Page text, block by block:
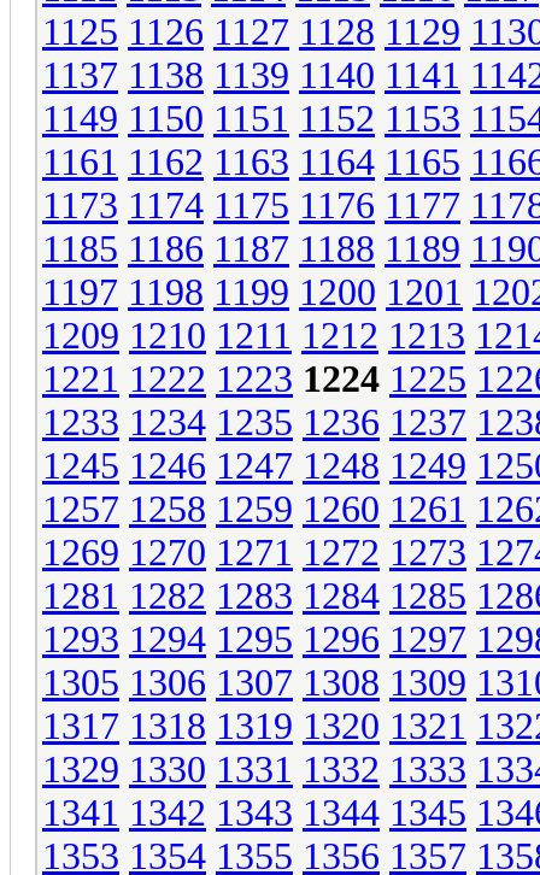
1125 1126 1127 1128 1129
1137 1138 1139 1140 1141
1149 1150 1151 1152 1153
1161 1162 1163 1164 1165
1173 1174 1175 1176 1177
1185 1186 1187 1188 1189
1197 1198 1199 1200 1201
1209 1210 1211 1212 1213
1221 1222 1223 1224 1225
1233 1234 1235 1236 1237
1245 1246 1247 1248 1249
1257 1258 1259 1260 1261
1269 1270 1271 1272 1273
1281 1282 1283 1284 1285
1293 1294 1295 1296 1297
1305 1306 1307 1308 1309
1317 1318 1319 1320 1321
1329 1330 1331 1332 1333
1341 1342 1343 1344 1345
1353 1354 1355 1356 1357